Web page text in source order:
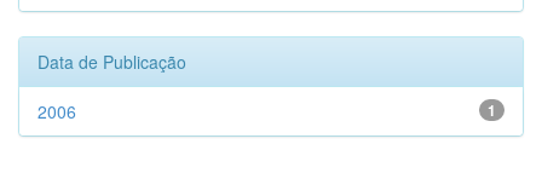
Data de Publicação
1
2006